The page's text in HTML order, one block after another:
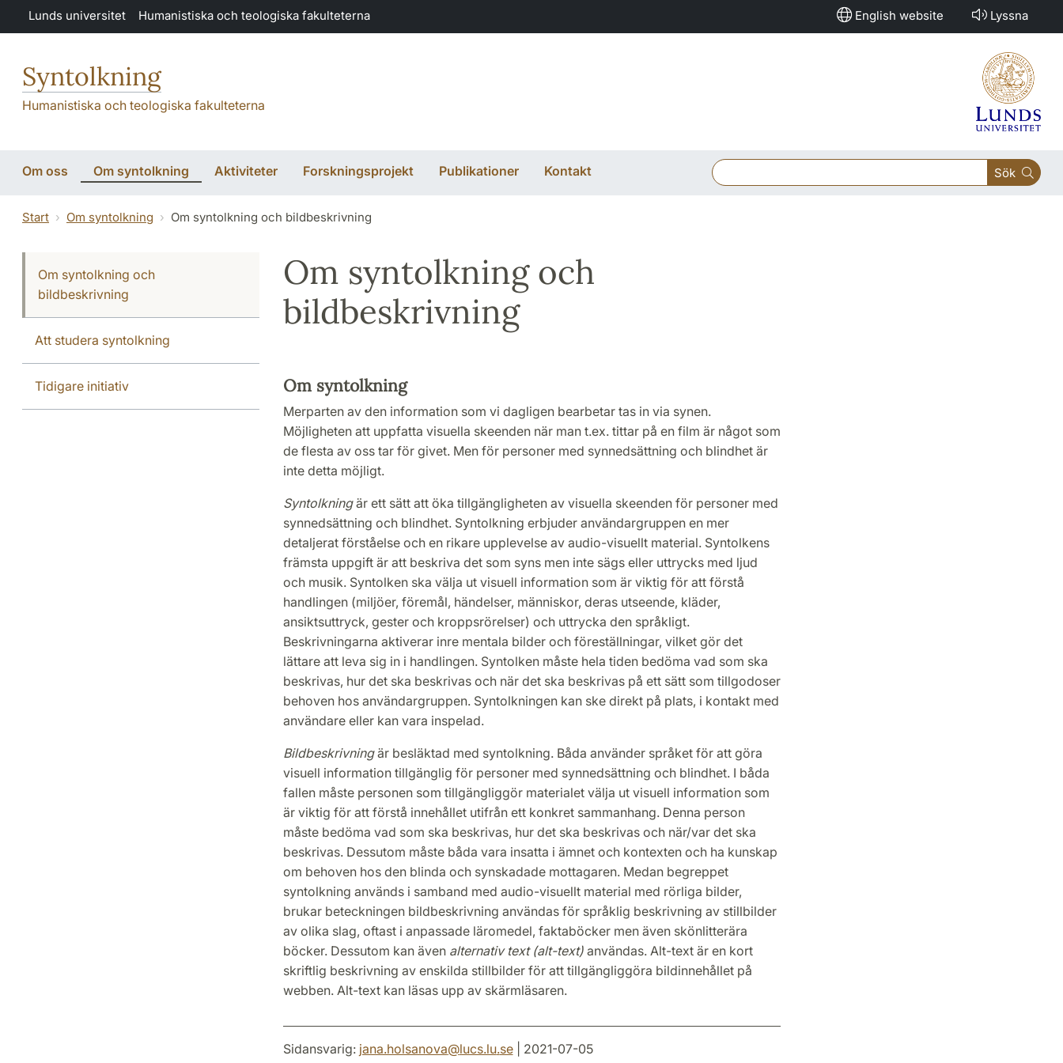
Hoppa till huvudinnehåll
Lunds universitet Humanistiska och teologiska fakulteterna English website Lyssna
Syntolkning
Humanistiska och teologiska fakulteterna
Om oss Om syntolkning Aktiviteter Forskningsprojekt Publikationer Kontakt Sök
Start Om syntolkning Om syntolkning och bildbeskrivning
Om syntolkning och
bildbeskrivning
Att studera syntolkning
Tidigare initiativ
Om syntolkning och
bildbeskrivning
Om syntolkning
Merparten av den information som vi dagligen bearbetar tas in via synen.
Möjligheten att uppfatta visuella skeenden när man t.ex. tittar på en film är något som
de flesta av oss tar för givet. Men för personer med synnedsättning och blindhet är
inte detta möjligt.
Syntolkningär ett sätt att öka tillgängligheten av visuella skeenden för personer med
synnedsättning och blindhet. Syntolkning erbjuder användargruppen en mer
detaljerat förståelse och en rikare upplevelse av audio-visuellt material. Syntolkens
främsta uppgift är att beskriva det som syns men inte sägs eller uttrycks med ljud
och musik. Syntolken ska välja ut visuell information som är viktig för att förstå
handlingen (miljöer, föremål, händelser, människor, deras utseende, kläder,
ansiktsuttryck, gester och kroppsrörelser) och uttrycka den språkligt.
Beskrivningarna aktiverar inre mentala bilder och föreställningar, vilket gör det
lättare att leva sig in i handlingen. Syntolken måste hela tiden bedöma vad som ska
beskrivas, hur det ska beskrivas och när det ska beskrivas på ett sätt som tillgodoser
behoven hos användargruppen. Syntolkningen kan ske direkt på plats, i kontakt med
användare eller kan vara inspelad.
Bildbeskrivningär besläktad med syntolkning. Båda använder språket för att göra
visuell information tillgänglig för personer med synnedsättning och blindhet. I båda
fallen måste personen som tillgängliggör materialet välja ut visuell information som
är viktig för att förstå innehållet utifrån ett konkret sammanhang. Denna person
måste bedöma vad som ska beskrivas, hur det ska beskrivas och när/var det ska
beskrivas. Dessutom måste båda vara insatta i ämnet och kontexten och ha kunskap
om behoven hos den blinda och synskadade mottagaren. Medan begreppet
syntolkning används i samband med audio-visuellt material med rörliga bilder,
brukar beteckningen bildbeskrivning användas för språklig beskrivning av stillbilder
av olika slag, oftast i anpassade läromedel, faktaböcker men även skönlitterära
böcker. Dessutom kan även alternativ text (alt-text) användas. Alt-text är en kort
skriftlig beskrivning av enskilda stillbilder för att tillgängliggöra bildinnehållet på
webben. Alt-text kan läsas upp av skärmläsaren.
Sidansvarig: jana.holsanova@lucs.lu.se| 2021-07-05